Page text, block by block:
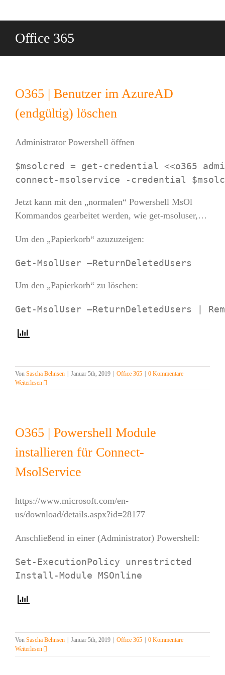
Inhalt
springenOffice 365
O365 | Benutzer im AzureAD
(endgültig) löschen
Administrator Powershell öffnen
$msolcred = get-credential <<o365
Jetzt kann mit den „normalen“ Powershell MsOl
Kommandos gearbeitet werden, wie get-msoluser,…
Um den „Papierkorb“ azuzuzeigen:
Um den „Papierkorb“ zu löschen:
Von Sascha Behnsen Januar 5th, 2019 Office 365
0 Kommentare
Weiterlesen
O365 | Powershell Module
installieren für Connect-
MsolService
https://www.microsoft.com/en-
us/download/details.aspx?id=28177
Anschließend in einer (Administrator) Powershell:
Set-ExecutionPolicy unrestricted
Von Sascha Behnsen Januar 5th, 2019 Office 365
0 Kommentare
Weiterlesen